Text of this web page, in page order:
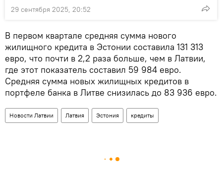
29 сентября 2025, 20:52
В первом квартале средняя сумма нового
жилищного кредита в Эстонии составила 131 313
евро, что почти в 2,2 раза больше, чем в Латвии,
где этот показатель составил 59 984 евро.
Средняя сумма новых жилищных кредитов в
портфеле банка в Литве снизилась до 83 936 евро.
Новости Латвии Латвия Эстония кредиты